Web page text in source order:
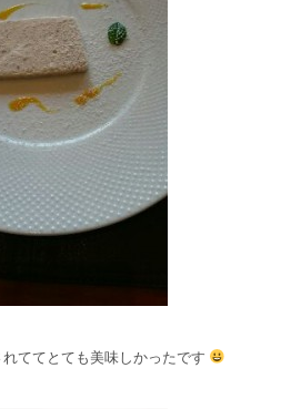
ててとても美味しかったです